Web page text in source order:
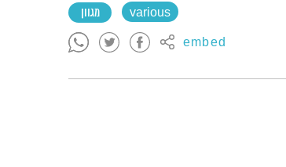
various מגוון
embed